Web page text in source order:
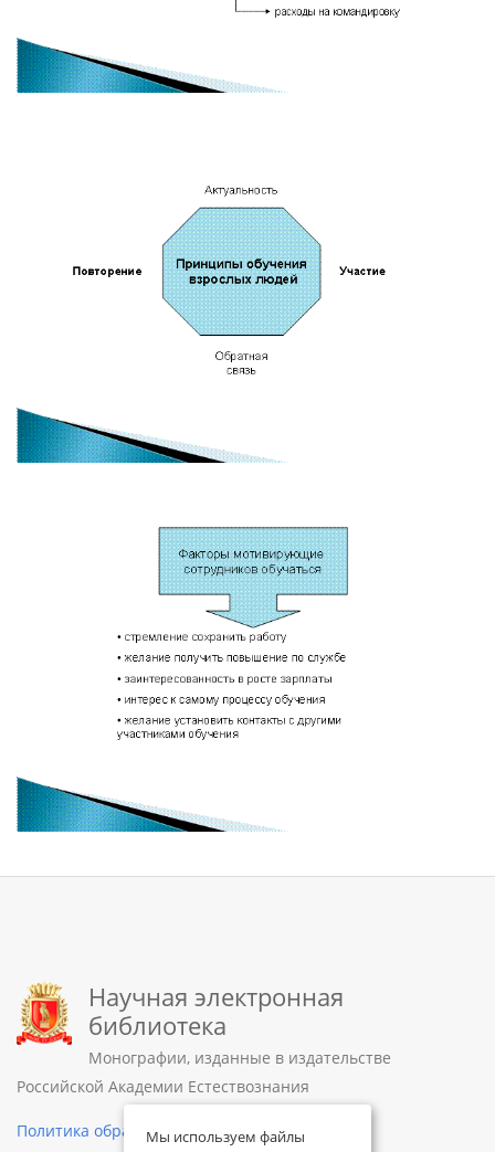
Научная электронная
библиотека
Монографии, изданные в издательстве
Российской Академии Естествознания
Политика обработки персональных данных
Мы используем файлы